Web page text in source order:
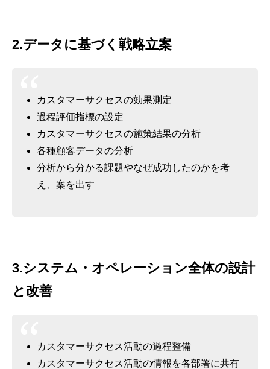
2.データに基づく戦略立案
カスタマーサクセスの効果測定
過程評価指標の設定
カスタマーサクセスの施策結果の分析
各種顧客データの分析
分析から分かる課題やなぜ成功したのかを考
え、案を出す
3.システム・オペレーション全体の設計
と改善
カスタマーサクセス活動の過程整備
カスタマーサクセス活動の情報を各部署に共有